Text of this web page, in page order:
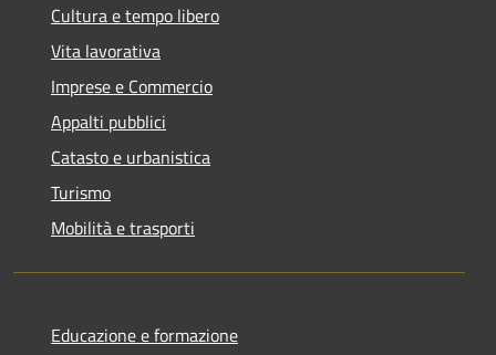
Cultura e tempo libero
Vita lavorativa
Imprese e Commercio
Appalti pubblici
Catasto e urbanistica
Turismo
Mobilità e trasporti
Educazione e formazione